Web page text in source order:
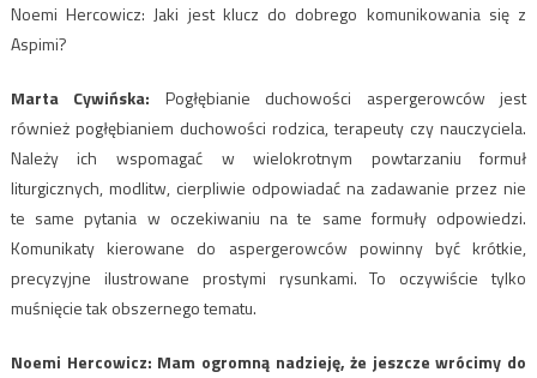
Noemi Hercowicz: Jaki jest klucz do dobrego komunikowania się z
Aspimi?
Marta Cywińska: Pogłębianie duchowości aspergerowców jest
również pogłębianiem duchowości rodzica, terapeuty czy nauczyciela.
Należy ich wspomagać w wielokrotnym powtarzaniu formuł
liturgicznych, modlitw, cierpliwie odpowiadać na zadawanie przez nie
te same pytania w oczekiwaniu na te same formuły odpowiedzi.
Komunikaty kierowane do aspergerowców powinny być krótkie,
precyzyjne ilustrowane prostymi rysunkami. To oczywiście tylko
muśnięcie tak obszernego tematu.
Noemi Hercowicz: Mam ogromną nadzieję, że jeszcze wrócimy do